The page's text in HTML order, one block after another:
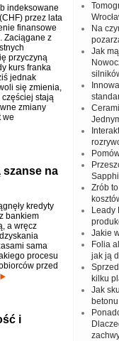
indeksowane
przez lata
finansowe
Zaciągane z
przyczyną
kurs franka
jednak
się zmienia,
stają
zmiany
we
szanse na
kredyty
bankiem
a wręcz
sama
procesu
przed
i
Na
Jak
Zrób
Leady
Jakie
Folia
jak ją
kilku
Jak
betonu